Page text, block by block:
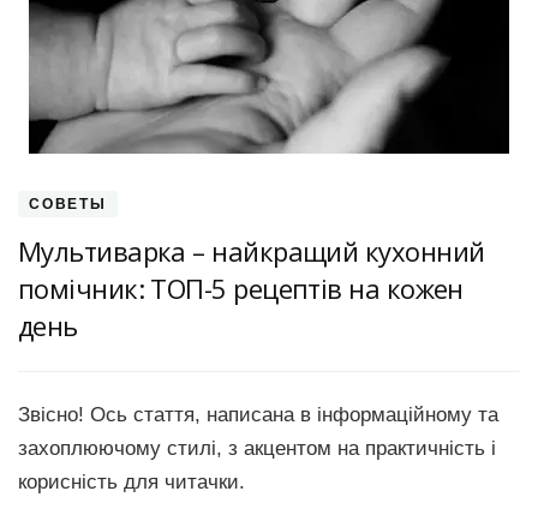
СОВЕТЫ
Мультиварка – найкращий кухонний
помічник: ТОП-5 рецептів на кожен
день
Звісно! Ось стаття, написана в інформаційному та
захоплюючому стилі, з акцентом на практичність і
корисність для читачки.